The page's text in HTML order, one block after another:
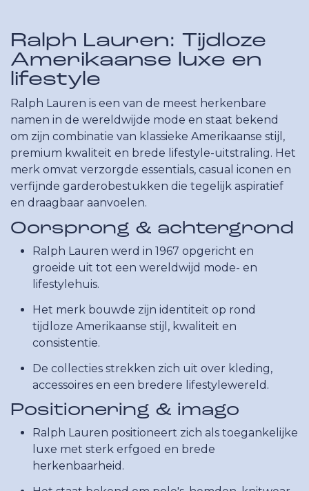
Ralph Lauren: Tijdloze
Amerikaanse luxe en
lifestyle
Ralph Lauren is een van de meest herkenbare
namen in de wereldwijde mode en staat bekend
om zijn combinatie van klassieke Amerikaanse stijl,
premium kwaliteit en brede lifestyle-uitstraling. Het
merk omvat verzorgde essentials, casual iconen en
verfijnde garderobestukken die tegelijk aspiratief
en draagbaar aanvoelen.
Oorsprong & achtergrond
Ralph Lauren werd in 1967 opgericht en
groeide uit tot een wereldwijd mode- en
lifestylehuis.
Het merk bouwde zijn identiteit op rond
tijdloze Amerikaanse stijl, kwaliteit en
consistentie.
De collecties strekken zich uit over kleding,
accessoires en een bredere lifestylewereld.
Positionering & imago
Ralph Lauren positioneert zich als toegankelijke
luxe met sterk erfgoed en brede
herkenbaarheid.